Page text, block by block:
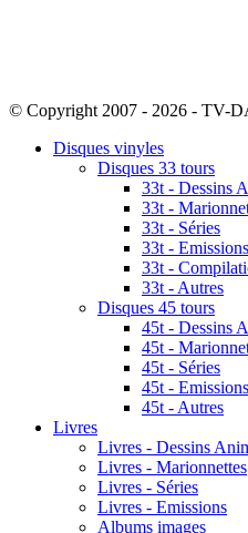
© Copyright 2007 - 2026 - TV-
Disques vinyles
Disques 33 tours
33t - Dessins
33t -
33t - Séries
33t - Emissions
33t -
33t - Autres
Disques 45 tours
45t - Dessins
45t -
45t - Séries
45t - Emissions
45t - Autres
Livres
Livres - Dessins
Livres - Marionnettes
Livres - Séries
Livres - Emissions
Albums images